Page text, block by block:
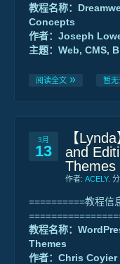
教程名称：
Concepts
作者：Joseph
主题：Web, CMS,
阅读全文 暂无
3月
13
【
and
Themes
作者: ACELY.
==========教程信
教程名称：
Themes
作者：Chris Coyier